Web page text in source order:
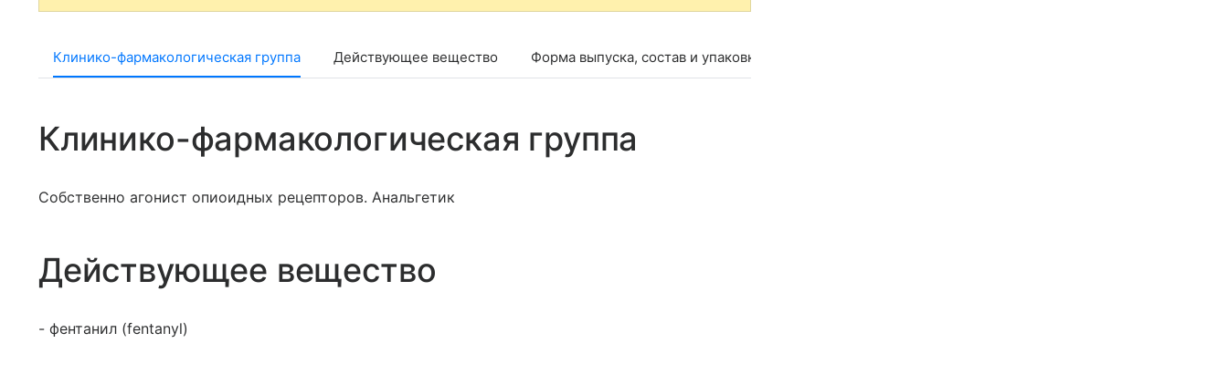
Клинико-фармакологическая группа Действующее вещество Форма выпуска, состав и упаковка
Клинико-фармакологическая группа
Собственно агонист опиоидных рецепторов. Анальгетик
Действующее вещество
- фентанил (fentanyl)